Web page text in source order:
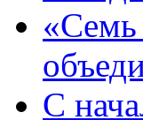
«Семь
С